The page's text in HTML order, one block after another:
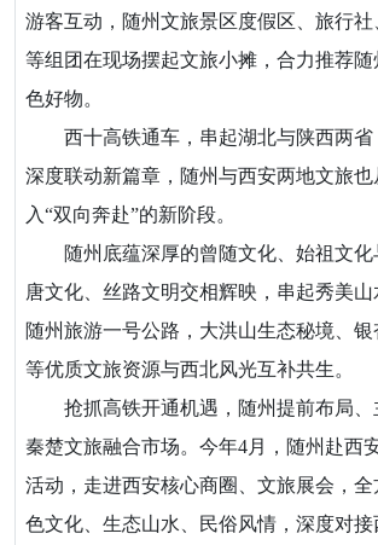
游客互动，随州文旅景区度假区、旅行
等组团在现场摆起文旅小摊，合力推荐
色好物。
西十高铁通车，串起湖北与陕西两省
深度联动新篇章，随州与西安两地文旅也
入“双向奔赴”的新阶段。
随州底蕴深厚的曾随文化、始祖文化
唐文化、丝路文明交相辉映，串起秀美
随州旅游一号公路，大洪山生态秘境、
等优质文旅资源与西北风光互补共生。
抢抓高铁开通机遇，随州提前布局、
秦楚文旅融合市场。今年4月，随州赴西
活动，走进西安核心商圈、文旅展会，
色文化、生态山水、民俗风情，深度对接